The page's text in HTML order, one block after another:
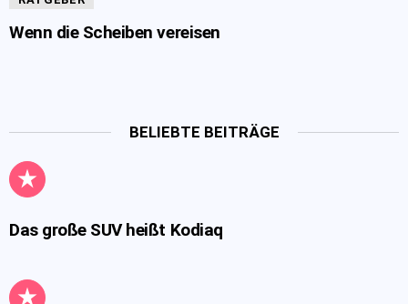
Wenn die Scheiben vereisen
BELIEBTE BEITRÄGE
Das große SUV heißt Kodiaq